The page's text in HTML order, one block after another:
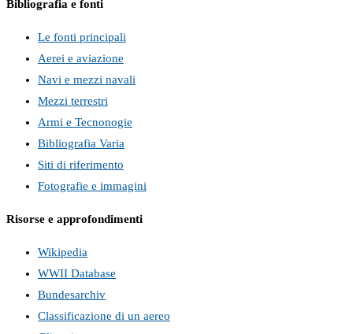
Bibliografia e fonti
Le fonti principali
Aerei e aviazione
Navi e mezzi navali
Mezzi terrestri
Armi e Tecnonogie
Bibliografia Varia
Siti di riferimento
Fotografie e immagini
Risorse e approfondimenti
Wikipedia
WWII Database
Bundesarchiv
Classificazione di un aereo